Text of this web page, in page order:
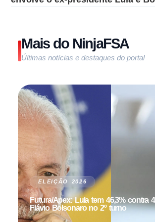
Mais do NinjaFSA
Últimas notícias e destaques do portal
ELEIÇÃO 2026
Futura/Apex: Lula tem 46,3% contra
Flávio Bolsonaro no 2º turno